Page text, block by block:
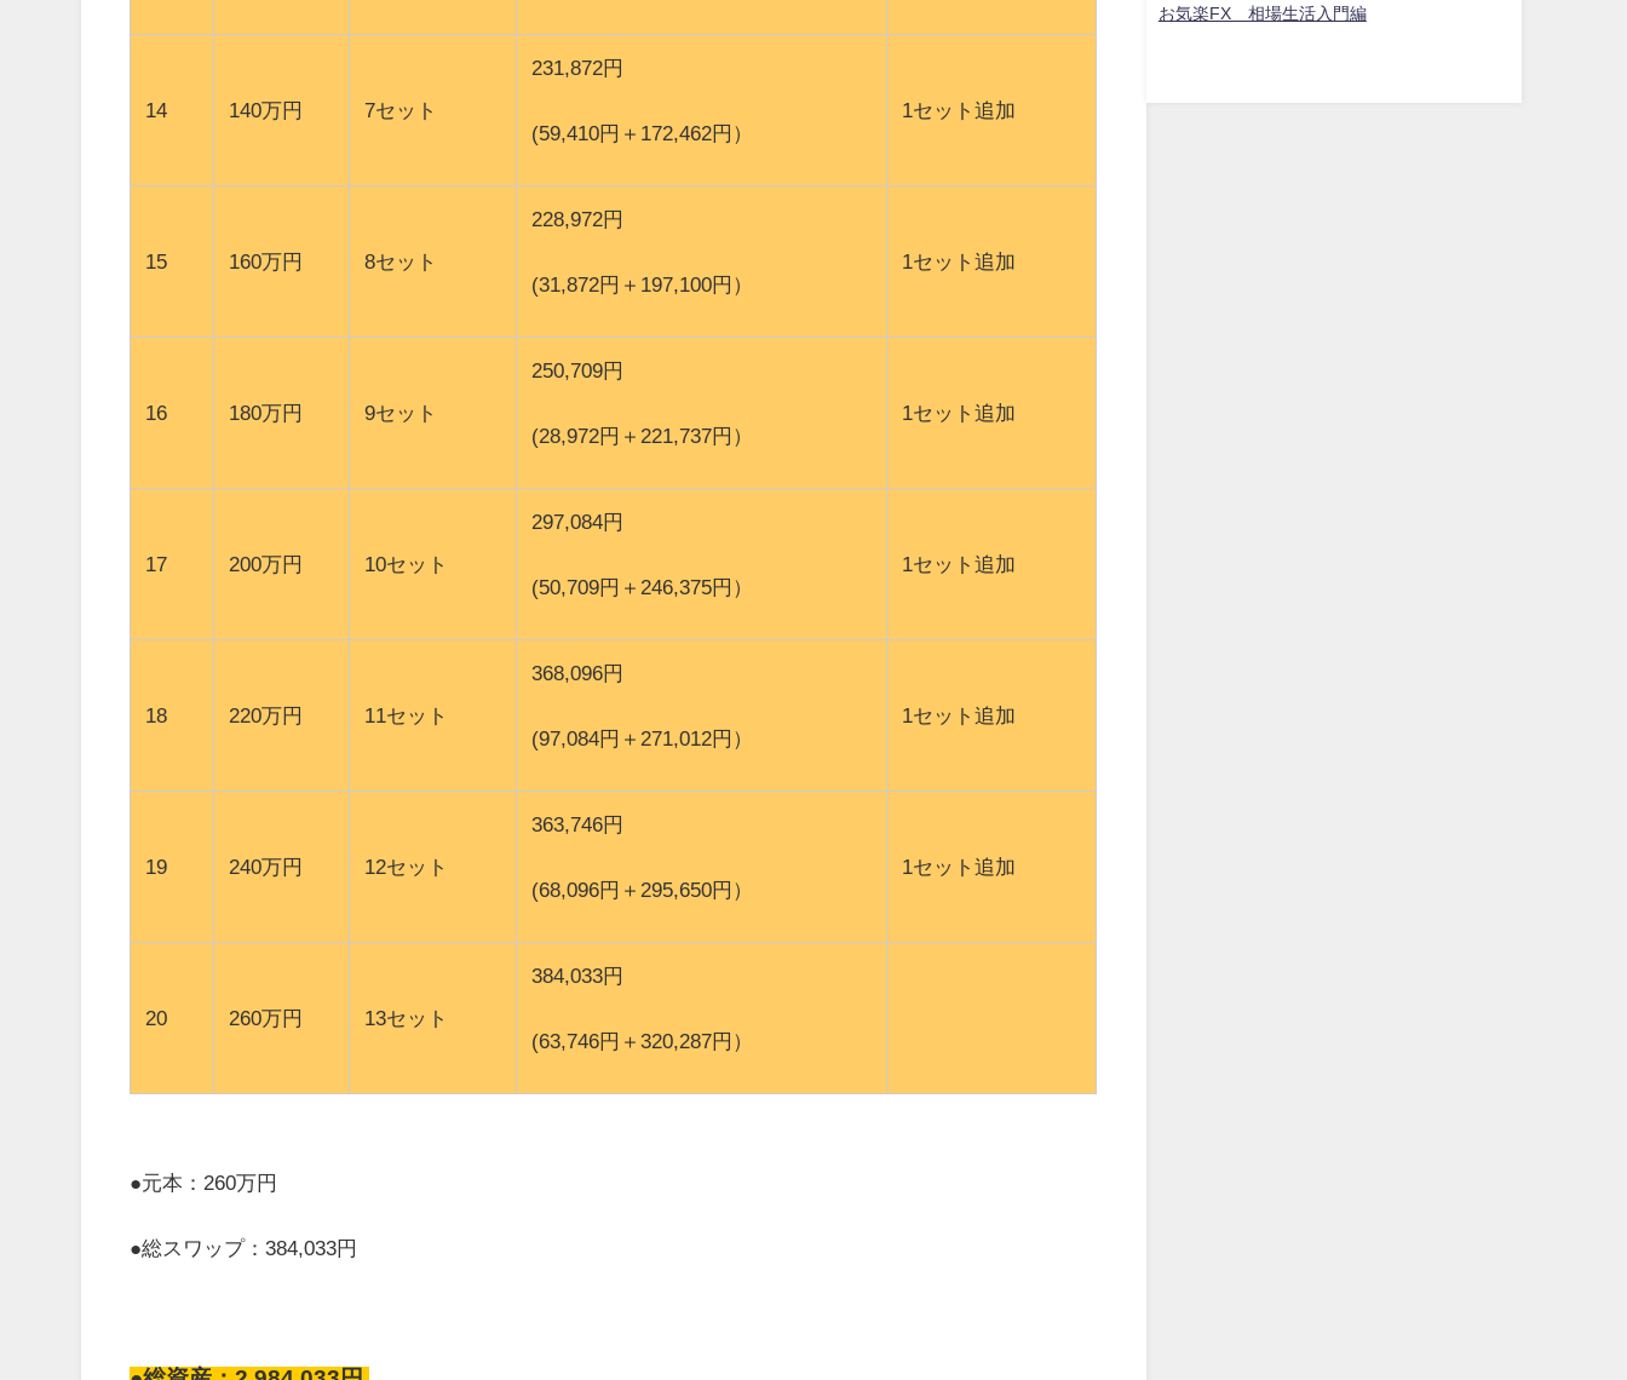
14 140万円 7セット
231,872円
(59,410円＋172,462円）
1セット追加
15 160万円 8セット
228,972円
(31,872円＋197,100円）
1セット追加
16 180万円 9セット
250,709円
(28,972円＋221,737円）
1セット追加
17 200万円 10セット
297,084円
(50,709円＋246,375円）
1セット追加
18 220万円 11セット
368,096円
(97,084円＋271,012円）
1セット追加
19 240万円 12セット
363,746円
(68,096円＋295,650円）
1セット追加
20 260万円 13セット
384,033円
(63,746円＋320,287円）
●元本：260万円
●総スワップ：384,033円
お気楽FX 相場生活入門編